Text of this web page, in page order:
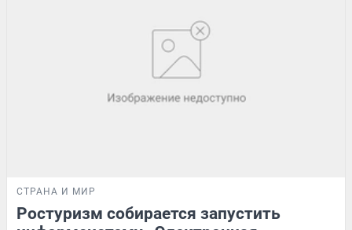
СТРАНА И МИР
Ростуризм собирается запустить